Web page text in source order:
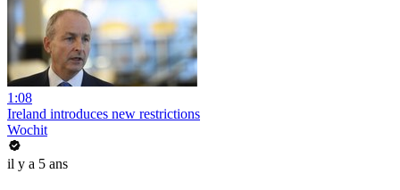
1:08
Ireland introduces new restrictions
Wochit
il y a 5 ans